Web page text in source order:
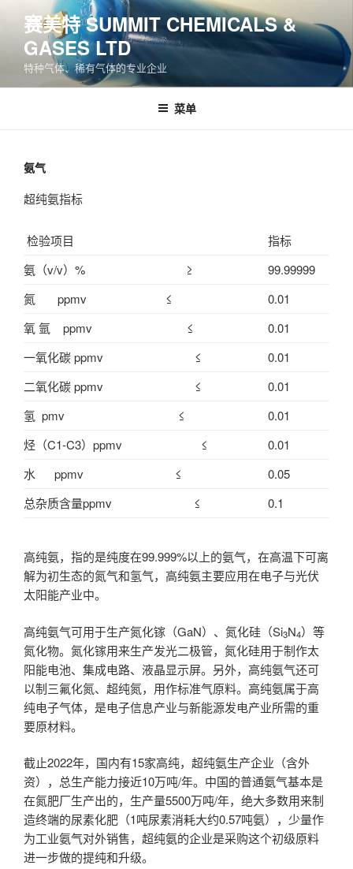
赛美特 SUMMIT CHEMICALS &
GASES LTD
特种气体、稀有气体的专业企业
菜单
氨气
超纯氨指标
检验项目
指标
氨（v/v）% ≥
99.99999
氮 ppmv ≤
0.01
氧 氩 ppmv ≤
0.01
一氧化碳 ppmv ≤
0.01
二氧化碳 ppmv ≤
0.01
氢 pmv ≤
0.01
烃（C1-C3）ppmv ≤
0.01
水 ppmv ≤
0.05
总杂质含量ppmv ≤
0.1
高纯氨，指的是纯度在99.999%以上的氨气，在高温下可离
解为初生态的氮气和氢气，高纯氨主要应用在电子与光伏
太阳能产业中。
高纯氨气可用于生产氮化镓（GaN）、氮化硅（Si3N4）等
氮化物。氮化镓用来生产发光二极管，氮化硅用于制作太
阳能电池、集成电路、液晶显示屏。另外，高纯氨气还可
以制三氟化氮、超纯氮，用作标准气原料。高纯氨属于高
纯电子气体，是电子信息产业与新能源发电产业所需的重
要原材料。
截止2022年，国内有15家高纯，超纯氨生产企业（含外
资），总生产能力接近10万吨/年。中国的普通氨气基本是
在氮肥厂生产出的，生产量5500万吨/年，绝大多数用来制
造终端的尿素化肥（1吨尿素消耗大约0.57吨氨），少量作
为工业氨气对外销售，超纯氨的企业是采购这个初级原料
进一步做的提纯和升级。